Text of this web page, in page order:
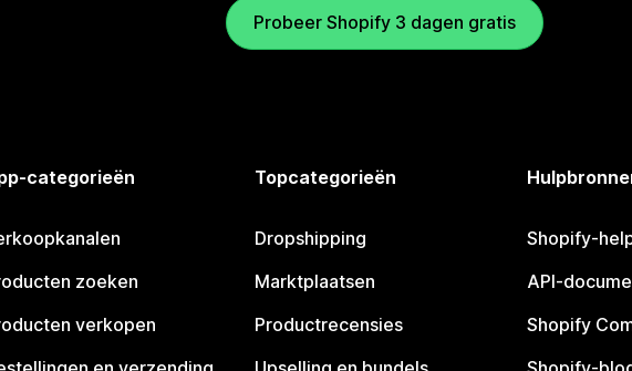
Probeer Shopify 3 dagen gratis
categorieën
zoeken
verkopen
Topcategorieën
Dropshipping
Marktplaatsen
Productrecensies
Shopify-
API-
Shopify